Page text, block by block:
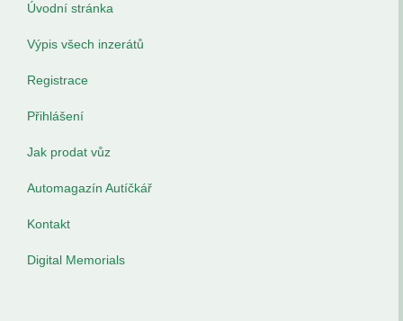
Úvodní stránka
Výpis všech inzerátů
Registrace
Přihlášení
Jak prodat vůz
Automagazín Autíčkář
Kontakt
Digital Memorials